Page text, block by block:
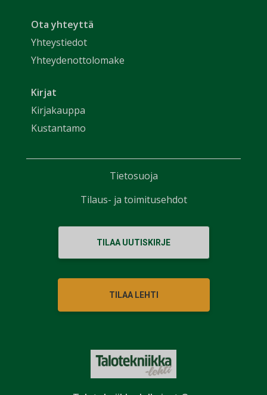
Ota yhteyttä
Yhteystiedot
Yhteydenottolomake
Kirjat
Kirjakauppa
Kustantamo
TILAA UUTISKIRJE
TILAA LEHTI
Tietosuoja
Tilaus- ja toimitusehdot